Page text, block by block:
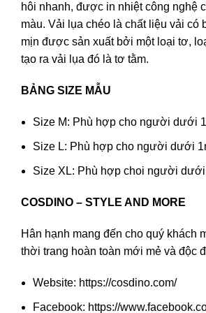
hôi nhanh, được in nhiệt công nghệ
màu. Vải lụa chéo là chất liệu vải có
mịn được sản xuất bởi một loại tơ,
tạo ra vải lụa đó là tơ tằm.
BẢNG SIZE MẪU
Size M: Phù hợp cho người dưới
Size L: Phù hợp cho người dưới
Size XL: Phù hợp choi người dưới
COSDINO – STYLE AND MORE
Hân hạnh mang đến cho quý khách
thời trang hoàn toàn mới mẻ và độc
Website: https://cosdino.com/
Facebook: https://